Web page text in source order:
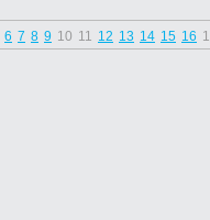
6 7 8 9 10 11 12 13 14 15 16